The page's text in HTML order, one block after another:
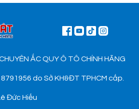
ẮC QUY Ô TÔ CHÍNH HÃNG
do Sở KH&ĐT TPHCM cấp.
Đức Hiếu